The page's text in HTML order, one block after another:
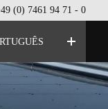
(0) 7461 94 71 - 0